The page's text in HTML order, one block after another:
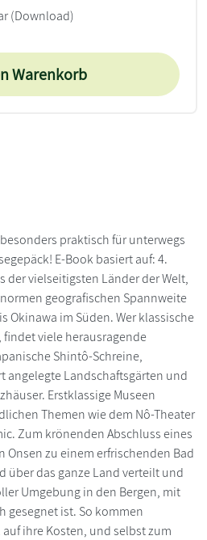
(Download)
Warenkorb
praktisch für unterwegs
E-Book basiert auf: 4.
der vielseitigsten Länder der Welt,
geografischen Spannweite
Okinawa im Süden. Wer klassische
viele herausragende
Shintô-Schreine,
angelegte Landschaftsgärten und
Erstklassige Museen
Themen wie dem Nô-Theater
Zum krönenden Abschluss eines
Onsen zu einem erfrischenden Bad
über das ganze Land verteilt und
Umgebung in den Bergen, mit
gesegnet ist. So kommen
ihre Kosten, und selbst zum